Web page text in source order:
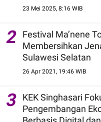
23 Mei 2025, 8:16 WIB
2
Festival Ma’nene
Membersihkan
Sulawesi Selatan
26 Apr 2021, 19:46 WIB
3
KEK Singhasari
Pengembangan